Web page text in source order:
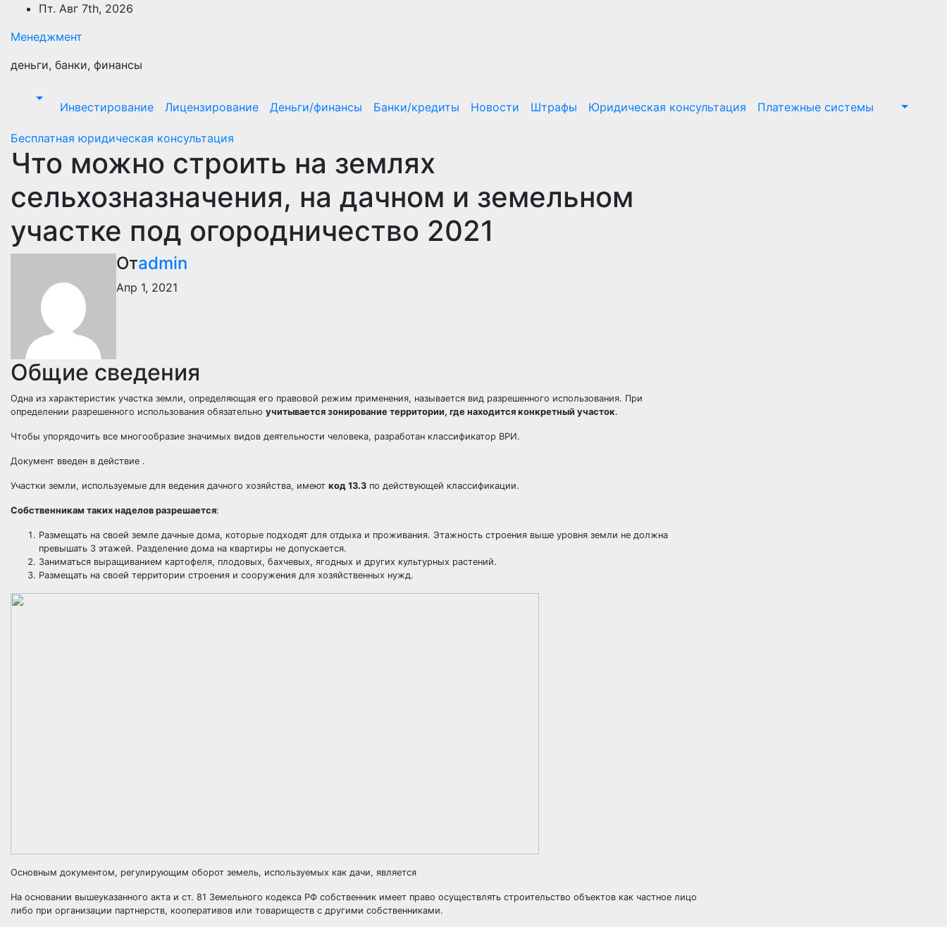
Перейти
содержимому
Пт. Авг 7th, 2026
Менеджмент
деньги, банки, финансы
Инвестирование Лицензирование Деньги/финансы Банки/кредиты Новости Штрафы Юридическая консультация Платежные системы
Бесплатная юридическая консультация
Что можно строить на землях
сельхозназначения, на дачном и земельном
участке под огородничество 2021
Отadmin
Апр 1, 2021
Общие сведения
Одна из характеристик участка земли, определяющая его правовой режим применения, называется вид разрешенного использования. При
определении разрешенного использования обязательно учитывается зонирование территории, где находится конкретный участок.
Чтобы упорядочить все многообразие значимых видов деятельности человека, разработан классификатор ВРИ.
Документ введен в действие .
Участки земли, используемые для ведения дачного хозяйства, имеют код 13.3 по действующей классификации.
Собственникам таких наделов разрешается:
Размещать на своей земле дачные дома, которые подходят для отдыха и проживания. Этажность строения выше уровня земли не должна
превышать 3 этажей. Разделение дома на квартиры не допускается.
Заниматься выращиванием картофеля, плодовых, бахчевых, ягодных и других культурных растений.
Размещать на своей территории строения и сооружения для хозяйственных нужд.
Основным документом, регулирующим оборот земель, используемых как дачи, является
На основании вышеуказанного акта и ст. 81 Земельного кодекса РФ собственник имеет право осуществлять строительство объектов как частное лицо
либо при организации партнерств, кооперативов или товариществ с другими собственниками.